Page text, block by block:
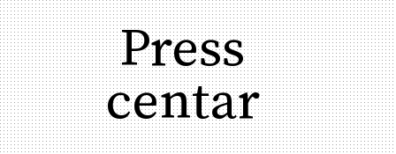
Press
centar